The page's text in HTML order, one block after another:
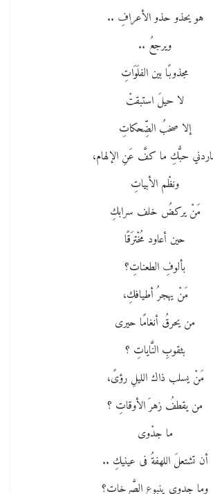
هو يحذو حذو الأعرافِ ..
ويرجعُ ..
مجذوبًا بين الفلَوَاتِ
لا حيلَ استبقتْ
إلا صخبُ الضِّحكاتِ
حبُّكِ ما كفَّ عَنِ الإلهام،
ونظْم الأبياتِ
مَنْ يركضُ خلف سرابكِ
حين أعاود مُخْترَقًا
بألوفِ الطعناتِ؟
مَنْ يهجرُ أطيافكِ،
من يحرقُ أنغامًا حيرى
بثقوبِ النَّاياتِ ؟
مَنْ يسلب ذاك الليلِ رؤىً،
من يقطفُ زهرَ الأوقاتِ ؟
ما جدْوى
أن تشتعلَ اللهفةُ فى عينيكِ ..
وما جدوى ينبوع الصَّرخاتِ؟